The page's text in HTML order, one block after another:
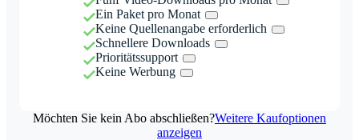
Ein Paket pro Monat
Keine Quellenangabe erforderlich
Schnellere Downloads
Prioritätssupport
Keine Werbung
Möchten Sie kein Abo abschließen?Weitere Kaufoptionen
anzeigen